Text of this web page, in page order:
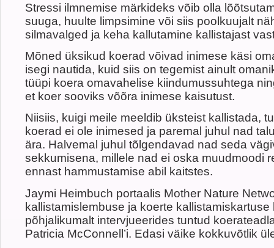
Stressi ilmnemise märkideks võib olla
suuga, huulte limpsimine või siis poolkuujalt
silmavalged ja keha kallutamine kallistajast
Mõned üksikud koerad võivad inimese käsi
isegi nautida, kuid siis on tegemist ainult
tüüpi koera omavahelise kiindumussuhtega
et koer sooviks võõra inimese kaisutust.
Niisiis, kuigi meile meeldib üksteist kallistada,
koerad ei ole inimesed ja paremal juhul nad
ära. Halvemal juhul tõlgendavad nad seda
sekkumisena, millele nad ei oska muudmoodi
ennast hammustamise abil kaitstes.
Jaymi Heimbuch portaalis Mother Nature
kallistamislembuse ja koerte kallistamiskartuse
põhjalikumalt intervjueerides tuntud
Patricia McConnell’i. Edasi väike kokkuvõtlik